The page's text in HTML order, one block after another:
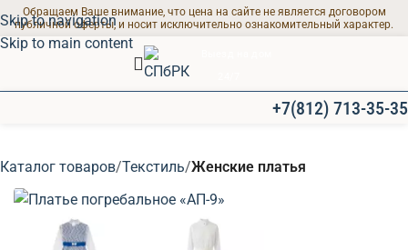
Skip to navigation
Skip to main content
Обращаем Ваше внимание, что цена на сайте не является договором
публичной оферты, и носит исключительно ознакомительный характер.
+7(812) 713-35-35
ПРОЩАЛЬНЫЕ ЗАЛЫ
Современные залы
для траурных
мероприятий
Каталог товаров Текстиль Женские платья